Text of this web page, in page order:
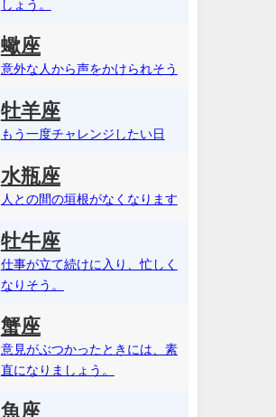
しょう。
蠍座
意外な人から声をかけられそう
牡羊座
もう一度チャレンジしたい日
水瓶座
人との間の垣根がなくなります
牡牛座
仕事が立て続けに入り、忙しく
なりそう。
蟹座
意見がぶつかったときには、素
直になりましょう。
魚座